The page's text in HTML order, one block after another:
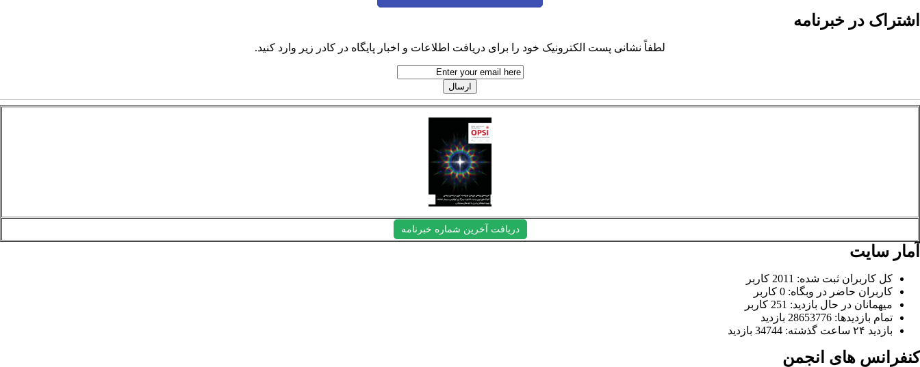
اشتراک در خبرنامه
لطفاً نشانی پست الکترونیک خود را برای دریافت اطلاعات و اخبار پایگاه در کادر زیر وارد کنید.
دریافت آخرین شماره خبرنامه
آمار سایت
کل کاربران ثبت شده: 2011 کاربر
کاربران حاضر در وبگاه: 0 کاربر
میهمانان در حال بازدید: 251 کاربر
تمام بازدید‌ها: 28653776 بازدید
بازدید ۲۴ ساعت گذشته: 34744 بازدید
کنفرانس های انجمن